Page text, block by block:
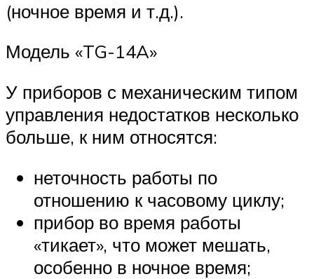
(ночное время и т.д.).
Модель «TG-14A»
У приборов с механическим типом
управления недостатков несколько
больше, к ним относятся:
неточность работы по
отношению к часовому циклу;
прибор во время работы
«тикает», что может мешать,
особенно в ночное время;